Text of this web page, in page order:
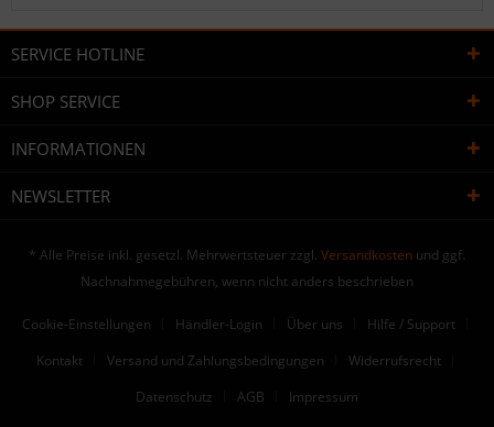
SERVICE HOTLINE
SHOP SERVICE
INFORMATIONEN
NEWSLETTER
* Alle Preise inkl. gesetzl. Mehrwertsteuer zzgl. Versandkosten und ggf.
Nachnahmegebühren, wenn nicht anders beschrieben
Cookie-Einstellungen Händler-Login Über uns
Hilfe / Support
Kontakt
Versand und Zahlungsbedingungen
Widerrufsrecht
Datenschutz
AGB Impressum